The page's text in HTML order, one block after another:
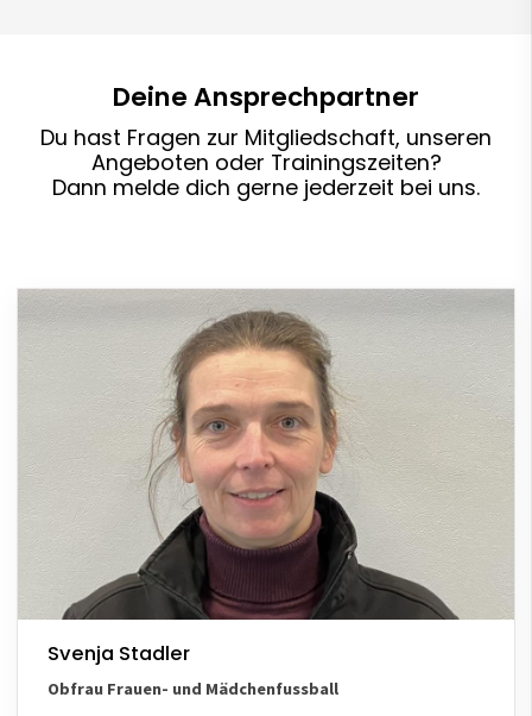
Deine Ansprechpartner
Du hast Fragen zur Mitgliedschaft, unseren
Angeboten oder Trainingszeiten?
Dann melde dich gerne jederzeit bei uns.
Svenja Stadler
Obfrau Frauen- und Mädchenfussball